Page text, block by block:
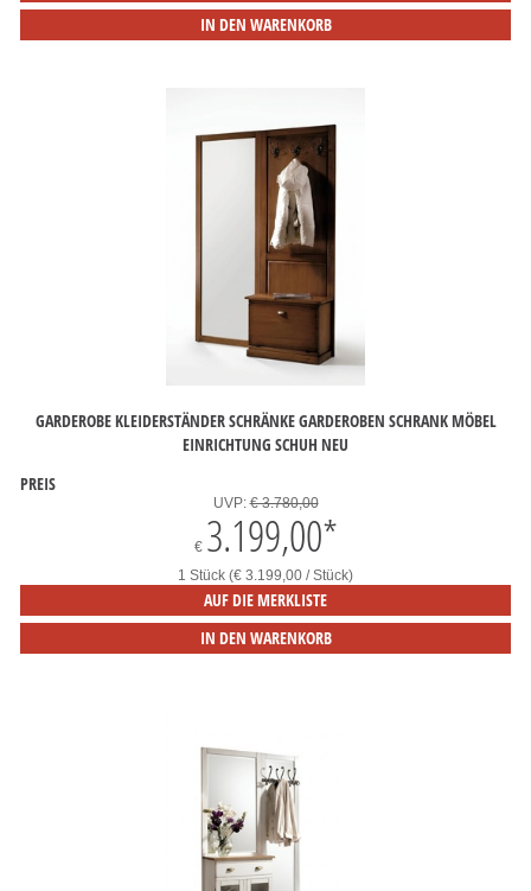
IN DEN WARENKORB
GARDEROBE KLEIDERSTÄNDER SCHRÄNKE GARDEROBEN SCHRANK MÖBEL
EINRICHTUNG SCHUH NEU
PREIS
UVP:€ 3.780,00
€ 3.199,00*
1 Stück (€ 3.199,00 / Stück)
AUF DIE MERKLISTE
IN DEN WARENKORB